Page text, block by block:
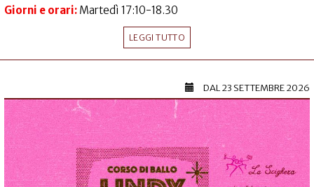
Giorni e orari: Martedì 17:10-18.30
LEGGI TUTTO
DAL23 SETTEMBRE 2026